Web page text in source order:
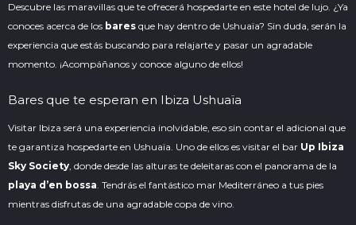
Descubre las maravillas que te ofrecerá hospedarte en este hotel de lujo. ¿Ya
conoces acerca de los bares que hay dentro de Ushuaïa? Sin duda, serán la
experiencia que estás buscando para relajarte y pasar un agradable
momento. ¡Acompáñanos y conoce alguno de ellos!
Bares que te esperan en Ibiza Ushuaïa
Visitar Ibiza será una experiencia inolvidable, eso sin contar el adicional que
te garantiza hospedarte en Ushuaïa. Uno de ellos es visitar el bar Up Ibiza
Sky Society , donde desde las alturas te deleitaras con el panorama de la
playa d’en bossa . Tendrás el fantástico mar Mediterráneo a tus pies
mientras disfrutas de una agradable copa de vino.